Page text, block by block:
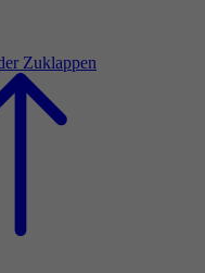
Zuklappen